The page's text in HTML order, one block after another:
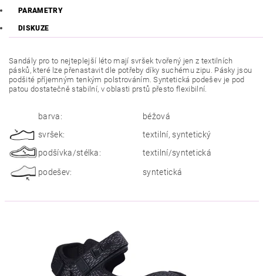
PARAMETRY
DISKUZE
Sandály pro to nejteplejší léto mají svršek tvořený jen z textilních
pásků, které lze přenastavit dle potřeby díky suchému zipu. Pásky jsou
podšité příjemným tenkým polstrováním. Syntetická podešev je pod
patou dostatečně stabilní, v oblasti prstů přesto flexibilní.
barva:
béžová
svršek:
textilní, syntetický
podšívka/stélka:
textilní/syntetická
podešev: syntetická